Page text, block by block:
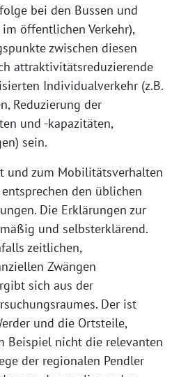
bei den Bussen und
öffentlichen Verkehr),
zwischen diesen
attraktivitätsreduzierende
Individualverkehr (z.B.
Reduzierung der
und -kapazitäten,
sein.
und zum Mobilitätsverhalten
den üblichen
Die Erklärungen zur
und selbsterklärend.
zeitlichen,
Zwängen
sich aus der
Der ist
und die Ortsteile,
Beispiel nicht die relevanten
der regionalen Pendler